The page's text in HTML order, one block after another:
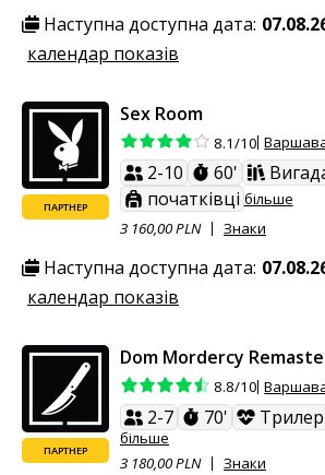
Наступна доступна дата:
календар показів
ПАРТНЕР
Sex Room
8.1/10
2-10 60'
початківці більше
З 160,00 PLN
Знаки
Наступна доступна дата:
календар показів
ПАРТНЕР
Dom Mordercy
8.8/10
2-7 70' Трилер
більше
З 180,00 PLN
Знаки